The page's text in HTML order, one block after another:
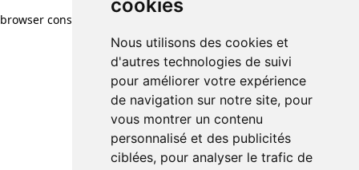
cookies
Nous utilisons des cookies et
d'autres technologies de suivi
pour améliorer votre expérience
de navigation sur notre site, pour
vous montrer un contenu
personnalisé et des publicités
ciblées, pour analyser le trafic de
browser console for more information)